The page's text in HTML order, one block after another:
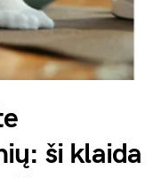
ši klaida